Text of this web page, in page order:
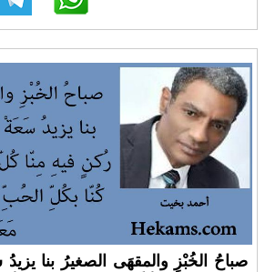
صباحُ الخُبْزِ والمقهَى الصغيرُ بنا